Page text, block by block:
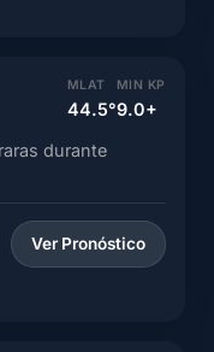
MLAT
44.5°
MIN KP
9.0+
durante
Ver Pronóstico